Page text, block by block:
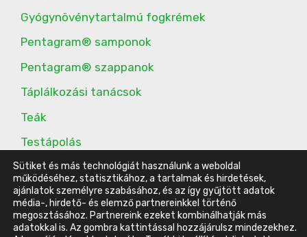
Gyógynövénytartalmú fogkrémek
Pentagram® samponok
Pentagram® szappanok
Táplálkozási tanácsok
Teák
Testápolás
További étrend-kiegészítők
© 2016-2023 Energy Belvárosi Klub |ÁSZF|Adatvédelmi
Sütiket és más technológiát használunk a weboldal
működéséhez, statisztikához, a tartalmak és hirdetések,
ajánlatok személyre szabásához, és az így gyűjtött adatok
média-, hirdető- és elemző partnereinkkel történő
megosztásához. Partnereink ezeket kombinálhatják más
adatokkal is. Az gombra kattintással hozzájárulsz mindezekhez.